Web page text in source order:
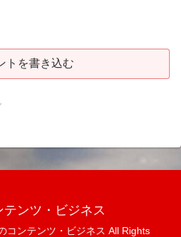
トを書き込む
テンツ・ビジネス
コンテンツ・ビジネス All Rights